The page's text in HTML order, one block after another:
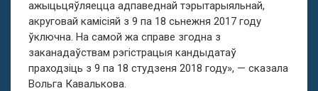
ажыцьцяўляецца адпаведнай тэрытарыяльнай,
акруговай камісіяй з 9 па 18 сьнежня 2017 году
ўключна. На самой жа справе згодна з
заканадаўствам рэгістрацыя кандыдатаў
праходзіць з 9 па 18 студзеня 2018 году», — сказала
Вольга Кавалькова.